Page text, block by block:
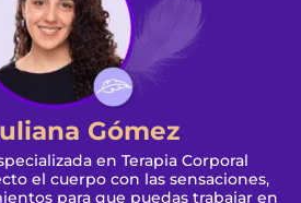
Gómez
en Terapia Corporal
el cuerpo con las sensaciones,
para que puedas trabajar en